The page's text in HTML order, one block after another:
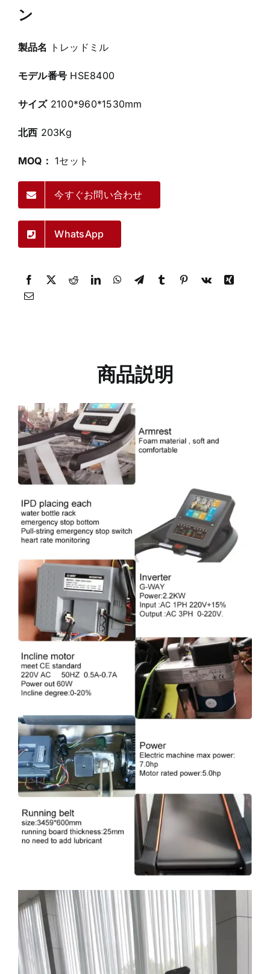
ン
製品名 トレッドミル
モデル番号 HSE8400
サイズ2100*960*1530mm
北西 203Kg
MOQ： 1セット
今すぐお問い合わせ
WhatsApp
商品説明